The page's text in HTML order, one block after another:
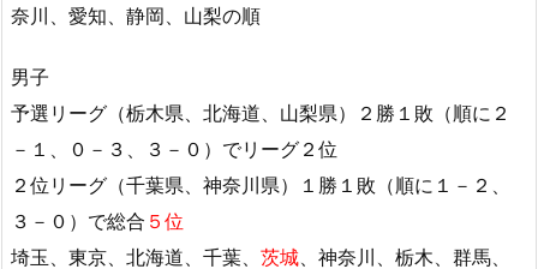
奈川、愛知、静岡、山梨の順
男子
予選リーグ（栃木県、北海道、山梨県）２勝１敗（順に２
－１、０－３、３－０）でリーグ２位
２位リーグ（千葉県、神奈川県）１勝１敗（順に１－２、
３－０）で総合 ５位
埼玉、東京、北海道、千葉、 茨城 、神奈川、栃木、群馬、